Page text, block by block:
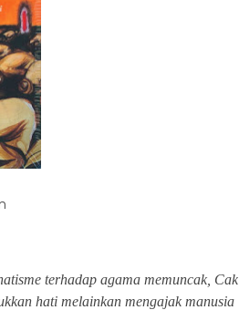
terhadap agama memuncak, Cak
hati melainkan mengajak manusia